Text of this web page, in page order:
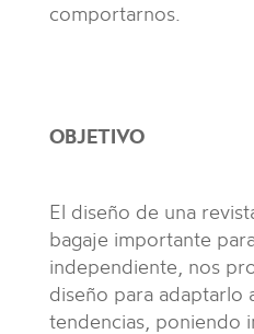
comportarnos.
OBJETIVO
El diseño de una
bagaje importante
independiente, nos
diseño para adaptarlo
tendencias, poniendo